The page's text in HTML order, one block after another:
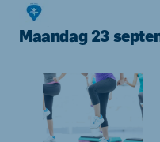
Maandag 23